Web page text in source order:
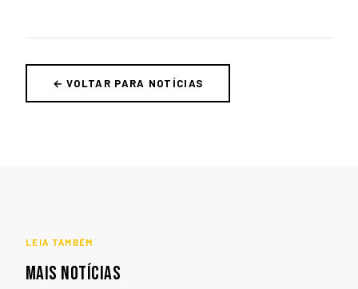
← VOLTAR PARA NOTÍCIAS
LEIA TAMBÉM
MAIS NOTÍCIAS